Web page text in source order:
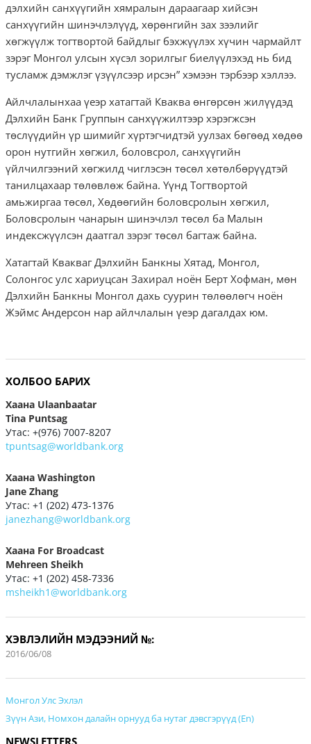
дэлхийн санхүүгийн хямралын дараагаар хийсэн
санхүүгийн шинэчлэлүүд, хөрөнгийн зах зээлийг
хөгжүүлж тогтвортой байдлыг бэхжүүлэх хүчин чармайлт
зэрэг Монгол улсын хүсэл зорилгыг биелүүлэхэд нь бид
тусламж дэмжлэг үзүүлсээр ирсэн” хэмээн тэрбээр хэллээ.
Айлчлалынхаа үеэр хатагтай Кваква өнгөрсөн жилүүдэд
Дэлхийн Банк Группын санхүүжилтээр хэрэгжсэн
төслүүдийн үр шимийг хүртэгчидтэй уулзах бөгөөд хөдөө
орон нутгийн хөгжил, боловсрол, санхүүгийн
үйлчилгээний хөгжилд чиглэсэн төсөл хөтөлбөрүүдтэй
танилцахаар төлөвлөж байна. Үүнд Тогтвортой
амьжиргаа төсөл, Хөдөөгийн боловсролын хөгжил,
Боловсролын чанарын шинэчлэл төсөл ба Малын
индексжүүлсэн даатгал зэрэг төсөл багтаж байна.
Хатагтай Квакваг Дэлхийн Банкны Хятад, Монгол,
Солонгос улс хариуцсан Захирал ноён Берт Хофман, мөн
Дэлхийн Банкны Монгол дахь суурин төлөөлөгч ноён
Жэймс Андерсон нар айлчлалын үеэр дагалдах юм.
ХОЛБОО БАРИХ
Хаана Ulaanbaatar
Tina Puntsag
Утас: +(976) 7007-8207
tpuntsag@worldbank.org
Хаана Washington
Jane Zhang
Утас: +1 (202) 473-1376
janezhang@worldbank.org
Хаана For Broadcast
Mehreen Sheikh
Утас: +1 (202) 458-7336
msheikh1@worldbank.org
ХЭВЛЭЛИЙН МЭДЭЭНИЙ №:
2016/06/08
Монгол Улс Эхлэл
Зүүн Ази, Номхон далайн орнууд ба нутаг дэвсгэрүүд (En)
NEWSLETTERS